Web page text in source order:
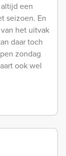
een
seizoen. En
het uitvak
daar toch
zondag
ook wel